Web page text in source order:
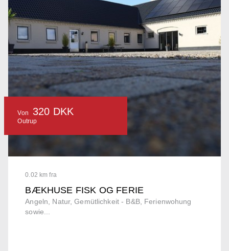
0.02 km fra
BÆKHUSE FISK OG FERIE
Angeln, Natur, Gemütlichkeit - B&B, Ferienwohung
sowie...
Von 320 DKK
Outrup